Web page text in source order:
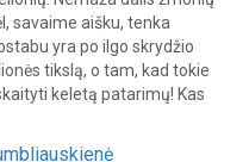
savaime aišku, tenka
yra po ilgo skrydžio
tikslą, o tam, kad tokie
keletą patarimų! Kas